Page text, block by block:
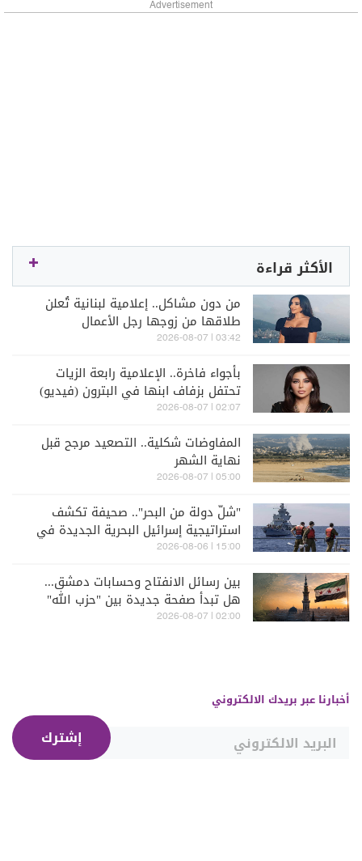
Advertisement
الأكثر قراءة
من دون مشاكل.. إعلامية لبنانية تُعلن
طلاقها من زوجها رجل الأعمال
03:42 | 2026-08-07
بأجواء فاخرة.. الإعلامية رابعة الزيات
تحتفل بزفاف ابنها في البترون (فيديو)
02:07 | 2026-08-07
المفاوضات شكلية.. التصعيد مرجح قبل
نهاية الشهر
05:00 | 2026-08-07
"شلّ دولة من البحر".. صحيفة تكشف
استراتيجية إسرائيل البحرية الجديدة في
مواجهة "حزب الله"
15:00 | 2026-08-06
بين رسائل الانفتاح وحسابات دمشق...
هل تبدأ صفحة جديدة بين "حزب الله"
وسوريا - الشرع؟
02:00 | 2026-08-07
أخبارنا عبر بريدك الالكتروني
إشترك